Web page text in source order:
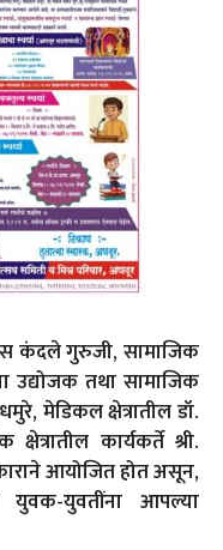
कंदले गुरुजी, सामाजिक
उद्योजक तथा सामाजिक
मेडिकल क्षेत्रातील डॉ.
कार्यकर्ते श्री.
आयोजित होत असून,
युवक-युवतींना आपल्या